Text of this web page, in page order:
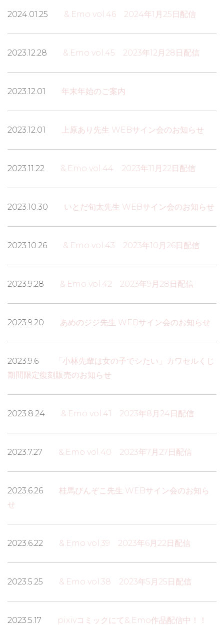
2024.01.25 &.Emo vol.46 2024年1月25日配信
2023.12.28 &.Emo vol.45 2023年12月28日配信
2023.12.01 年末年始のご案内
2023.12.01 上原あり先生 WEBサイン会のお知らせ
2023.11.22 &.Emo vol.44 2023年11月22日配信
2023.10.30 いとだ旬太先生 WEBサイン会のお知らせ
2023.10.26 &.Emo vol.43 2023年10月26日配信
2023.9.28 &.Emo vol.42 2023年9月28日配信
2023.9.20 あめのジジ先生 WEBサイン会のお知らせ
2023.9.6
「小林先輩は女の子でシたい」カワセルくじ
期間限定復刻販売のお知らせ
2023.8.24 &.Emo vol.41 2023年8月24日配信
2023.7.27 &.Emo vol.40 2023年7月27日配信
2023.6.26 桂馬びんぞこ先生 WEBサイン会のお知ら
せ
2023.6.22 &.Emo vol.39 2023年6月22日配信
2023.5.25 &.Emo vol.38 2023年5月25日配信
2023.5.17 pixivコミックにて&.Emo作品配信中！！